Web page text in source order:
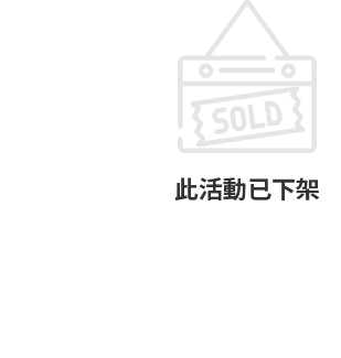
此活動已下架